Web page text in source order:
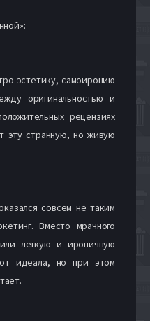
эстетику, самоиронию
оригинальностью и
рецензиях
эту странную, но живую
совсем не таким
Вместо мрачного
легкую и ироничную
идеала, но при этом